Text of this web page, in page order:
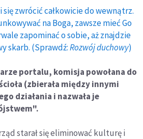
się zwrócić całkowicie do wewnątrz.
na Boga, zawsze mieć Go
zapominać o sobie, aż znajdzie
skarb. (Sprawdź:Rozwój duchowy)
portalu, komisja powołana do
(zbierała między innymi
działania i nazwała je
starał się eliminować kulturę i